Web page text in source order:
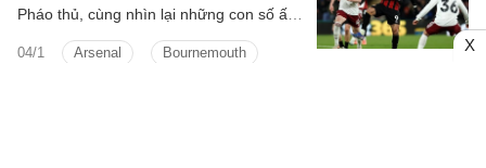
04/1 Arsenal Bournemouth
Pháo thủ, cùng nhìn lại những con số ấn
tượng sau khi trận đấu này kết thúc.
X